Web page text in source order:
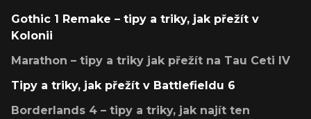
Gothic 1 Remake – tipy a triky, jak přežít v
Kolonii
Marathon – tipy a triky jak přežít na Tau Ceti IV
Tipy a triky, jak přežít v Battlefieldu 6
Borderlands 4 – tipy a triky, jak najít ten